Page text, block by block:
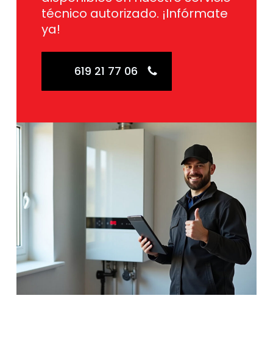
técnico autorizado. ¡Infórmate
ya!
619 21 77 06